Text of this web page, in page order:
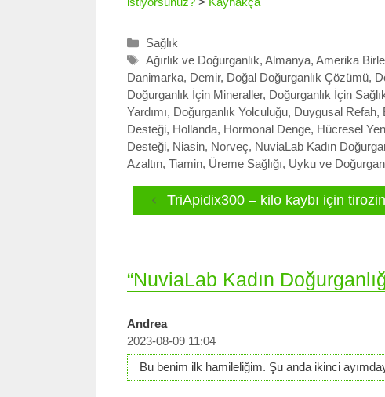
Kategoriler
Sağlık
Etiketler
Ağırlık ve Doğurganlık, Almanya, Amerika
Danimarka, Demir, Doğal Doğurganlık Çözümü,
Doğurganlık İçin Mineraller, Doğurganlık İçin
Yardımı, Doğurganlık Yolculuğu, Duygusal Refah,
Desteği, Hollanda, Hormonal Denge, Hücresel
Desteği, Niasin, Norveç, NuviaLab Kadın
Azaltın, Tiamin, Üreme Sağlığı, Uyku ve
TriApidix300 – kilo kaybı için
“NuviaLab Kadın
Andrea
2023-08-09 11:04
Bu benim ilk hamileliğim. Şu anda ikinci